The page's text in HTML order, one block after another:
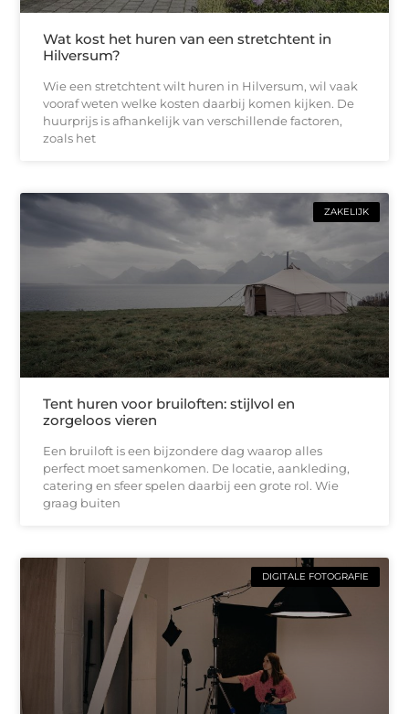
Wat kost het huren van een stretchtent in
Hilversum?
Wie een stretchtent wilt huren in Hilversum, wil vaak
vooraf weten welke kosten daarbij komen kijken. De
huurprijs is afhankelijk van verschillende factoren,
zoals het
ZAKELIJK
Tent huren voor bruiloften: stijlvol en
zorgeloos vieren
Een bruiloft is een bijzondere dag waarop alles
perfect moet samenkomen. De locatie, aankleding,
catering en sfeer spelen daarbij een grote rol. Wie
graag buiten
DIGITALE FOTOGRAFIE